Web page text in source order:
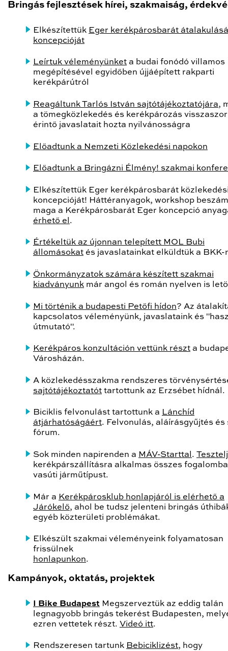
Bringás fejlesztések hírei, szakmaiság,
Elkészítettük Eger kerékpárosbarát
koncepcióját
Leírtuk véleményünket a budai fonódó villamos
megépítésével egyidőben újjáépített rakparti
kerékpárútról
Reagáltunk Tarlós István sajtótájékoztatójára,
a tömegközlekedés és kerékpározás
érintő javaslatait hozta nyilvánosságra
Előadtunk a Nemzeti Közlekedési napokon
Előadtunk a Bringázni Élmény! szakmai
Elkészítettük Eger kerékpárosbarát
koncepcióját! Háttéranyagok, workshop
maga a Kerékpárosbarát Eger koncepció
érhető el .
Értékeltük az újonnan telepített MOL Bubi
állomásokat és javaslatainkat elküldtük a BKK-
Önkormányzatok számára készített szakmai
kiadványunk már angol és román nyelven is
Mi történik a budapesti Petőfi hídon? Az
kapcsolatos véleményünk, javaslataink és
útmutató".
Kerékpáros konzultáción vettünk részt a
Városházán.
A közlekedésszakma rendszeres
sajtótájékoztatót tartottunk az Erzsébet hídnál.
Biciklis felvonulást tartottunk a Lánchíd
átjárhatóságáért. Felvonulás, aláírásgyűjtés és
fórum.
Sok minden napirenden a MÁV-Starttal .
kerékpárszállításra alkalmas összes
vasúti járműtípust.
Már a Kerékpárosklub honlapjáról is elérhető a
Járókelő, ahol be tudsz jelenteni bringás
egyéb közterületi problémákat.
Elkészült szakmai véleményeink folyamatosan
frissülnek
honlapunkon.
Kampányok, oktatás, projektek
I Bike Budapest Megszerveztük az eddig talán
legnagyobb bringás tekerést Budapesten,
ezren vettetek részt. Videó itt.
Rendszeresen tartunk Bebiciklizést, hogy